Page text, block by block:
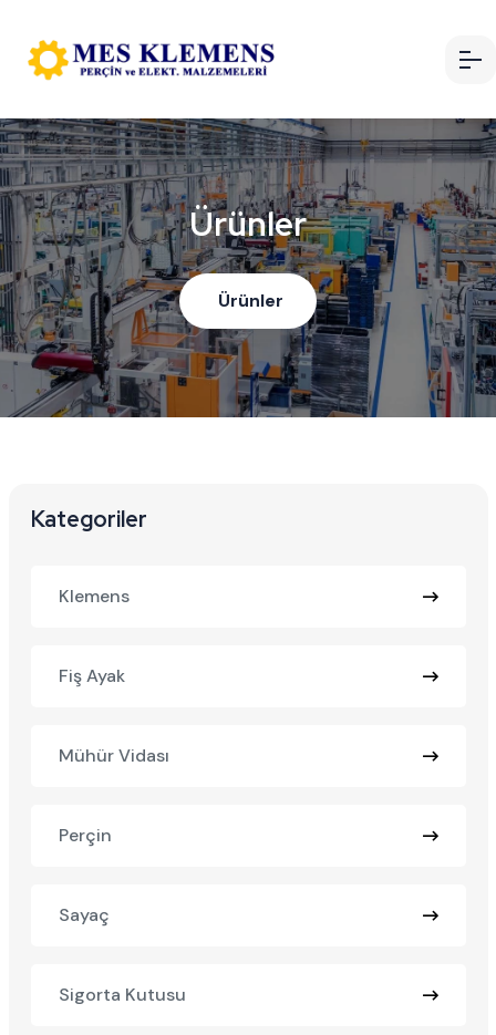
Ürünler
Ürünler
Kategoriler
Klemens
Fiş Ayak
Mühür Vidası
Perçin
Sayaç
Sigorta Kutusu